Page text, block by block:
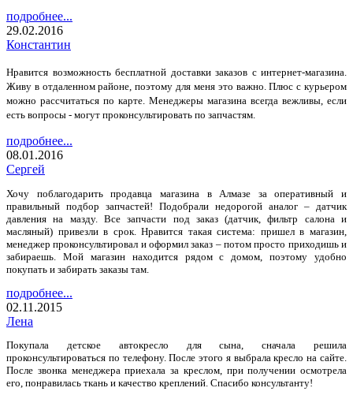
подробнее...
29.02.2016
Константин
Нравится возможность бесплатной доставки заказов с интернет-магазина.
Живу в отдаленном районе, поэтому для меня это важно. Плюс с курьером
можно рассчитаться по карте. Менеджеры магазина всегда вежливы, если
есть вопросы - могут проконсультировать по запчастям.
подробнее...
08.01.2016
Сергей
Хочу поблагодарить продавца магазина в Алмазе за оперативный и
правильный подбор запчастей! Подобрали недорогой аналог – датчик
давления на мазду. Все запчасти под заказ (датчик, фильтр салона и
масляный) привезли в срок. Нравится такая система: пришел в магазин,
менеджер проконсультировал и оформил заказ – потом просто приходишь и
забираешь. Мой магазин находится рядом с домом, поэтому удобно
покупать и забирать заказы там.
подробнее...
02.11.2015
Лена
Покупала детское автокресло для сына, сначала решила
проконсультироваться по телефону. После этого я выбрала кресло на сайте.
После звонка менеджера приехала за креслом, при получении осмотрела
его, понравилась ткань и качество креплений. Спасибо консультанту!